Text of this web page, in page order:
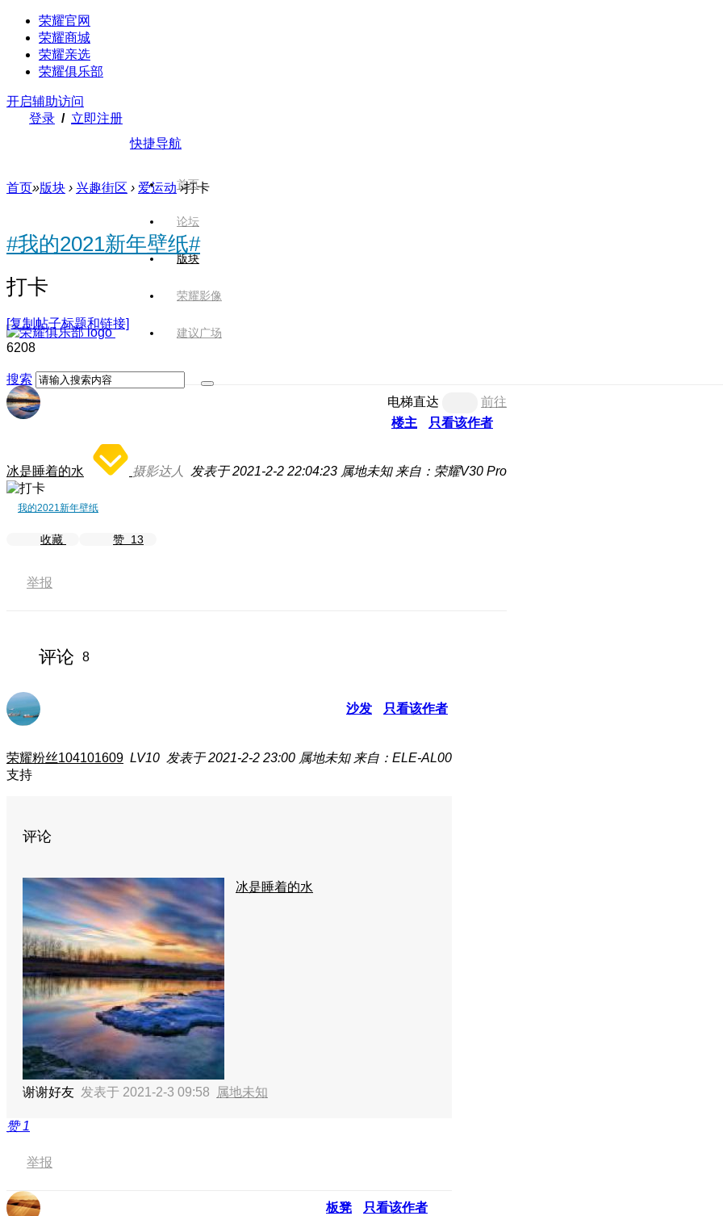
荣耀官网
荣耀商城
荣耀亲选
荣耀俱乐部
开启辅助访问
登录 / 立即注册
快捷导航
首页
论坛
版块
荣耀影像
建议广场
搜索
首页»版块 › 兴趣街区 › 爱运动 ›打卡
#我的2021新年壁纸#
打卡
[复制帖子标题和链接]
6208
电梯直达
前往
楼主
只看该作者
冰是睡着的水 摄影达人 发表于 2021-2-2 22:04:23 属地未知 来自：荣耀V30 Pro
我的2021新年壁纸
收藏 赞 13
举报
评论 8
沙发 只看该作者
荣耀粉丝104101609 LV10 发表于 2021-2-2 23:00 属地未知 来自：ELE-AL00
支持
评论
冰是睡着的水
谢谢好友 发表于 2021-2-3 09:58 属地未知
赞1
举报
板凳 只看该作者